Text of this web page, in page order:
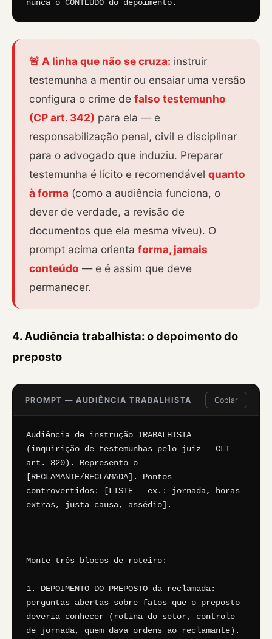
nunca o CONTEÚDO do depoimento.
🚨 A linha que não se cruza: instruir
testemunha a mentir ou ensaiar uma versão
configura o crime de falso testemunho
(CP art. 342) para ela — e
responsabilização penal, civil e disciplinar
para o advogado que induziu. Preparar
testemunha é lícito e recomendável quanto
à forma (como a audiência funciona, o
dever de verdade, a revisão de
documentos que ela mesma viveu). O
prompt acima orienta forma, jamais
conteúdo — e é assim que deve
permanecer.
4. Audiência trabalhista: o depoimento do
preposto
PROMPT — AUDIÊNCIA TRABALHISTA Copiar
Audiência de instrução TRABALHISTA
(inquirição de testemunhas pelo juiz — CLT
art. 820). Represento o
[RECLAMANTE/RECLAMADA]. Pontos
controvertidos: [LISTE — ex.: jornada, horas
extras, justa causa, assédio].
Monte três blocos de roteiro:
1. DEPOIMENTO DO PREPOSTO da reclamada:
perguntas abertas sobre fatos que o preposto
deveria conhecer (rotina do setor, controle
de jornada, quem dava ordens ao reclamante).